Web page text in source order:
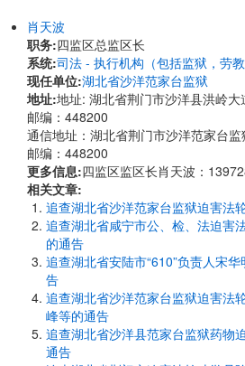
肖天波
职务:四监区总监区长
系统:司法 - 执行机构（包括监狱，劳
现任单位:湖北省沙洋范家台监狱
地址:地址: 湖北省荆门市沙洋县洪岭
邮编：448200
通信地址：湖北省荆门市沙洋范家台
邮编：448200
更多信息:四监区监区长肖天波：
相关文章:
追查湖北省沙洋范家台监狱迫害法
追查湖北省咸宁市公、检、法迫害
的通告
追查湖北省安陆市“610”负责人宋
告
追查湖北省沙洋范家台监狱迫害法
峰等的通告
追查湖北省沙洋县范家台监狱药物
通告